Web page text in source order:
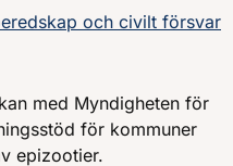
och civilt försvar
med Myndigheten för
för kommuner
epizootier.